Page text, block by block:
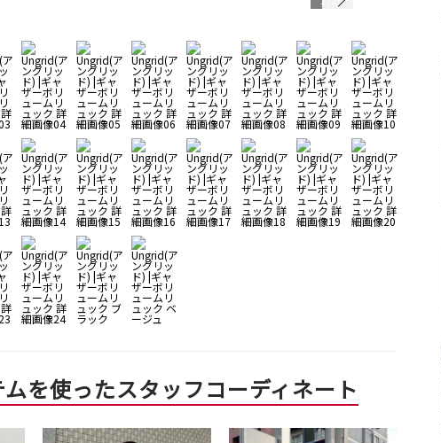
ムを使ったスタッフコーディネート